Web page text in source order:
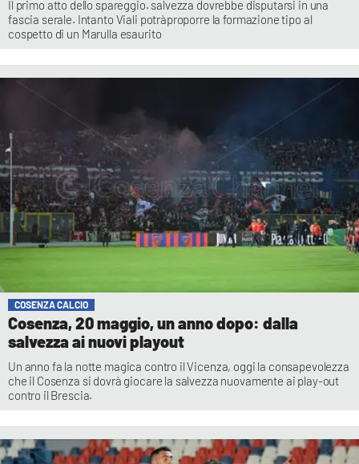
Il primo atto dello spareggio. salvezza dovrebbe disputarsi in una
fascia serale. Intanto Viali potràproporre la formazione tipo al
cospetto di un Marulla esaurito
COSENZA CALCIO
Cosenza, 20 maggio, un anno dopo: dalla
salvezza ai nuovi playout
Un anno fa la notte magica contro il Vicenza, oggi la consapevolezza
che il Cosenza si dovrà giocare la salvezza nuovamente ai play-out
contro il Brescia.